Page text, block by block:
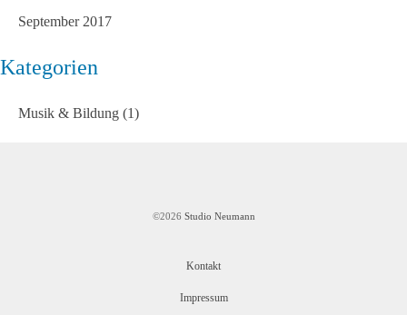
September 2017
Kategorien
Musik & Bildung (1)
©2026 Studio Neumann
Kontakt
Impressum